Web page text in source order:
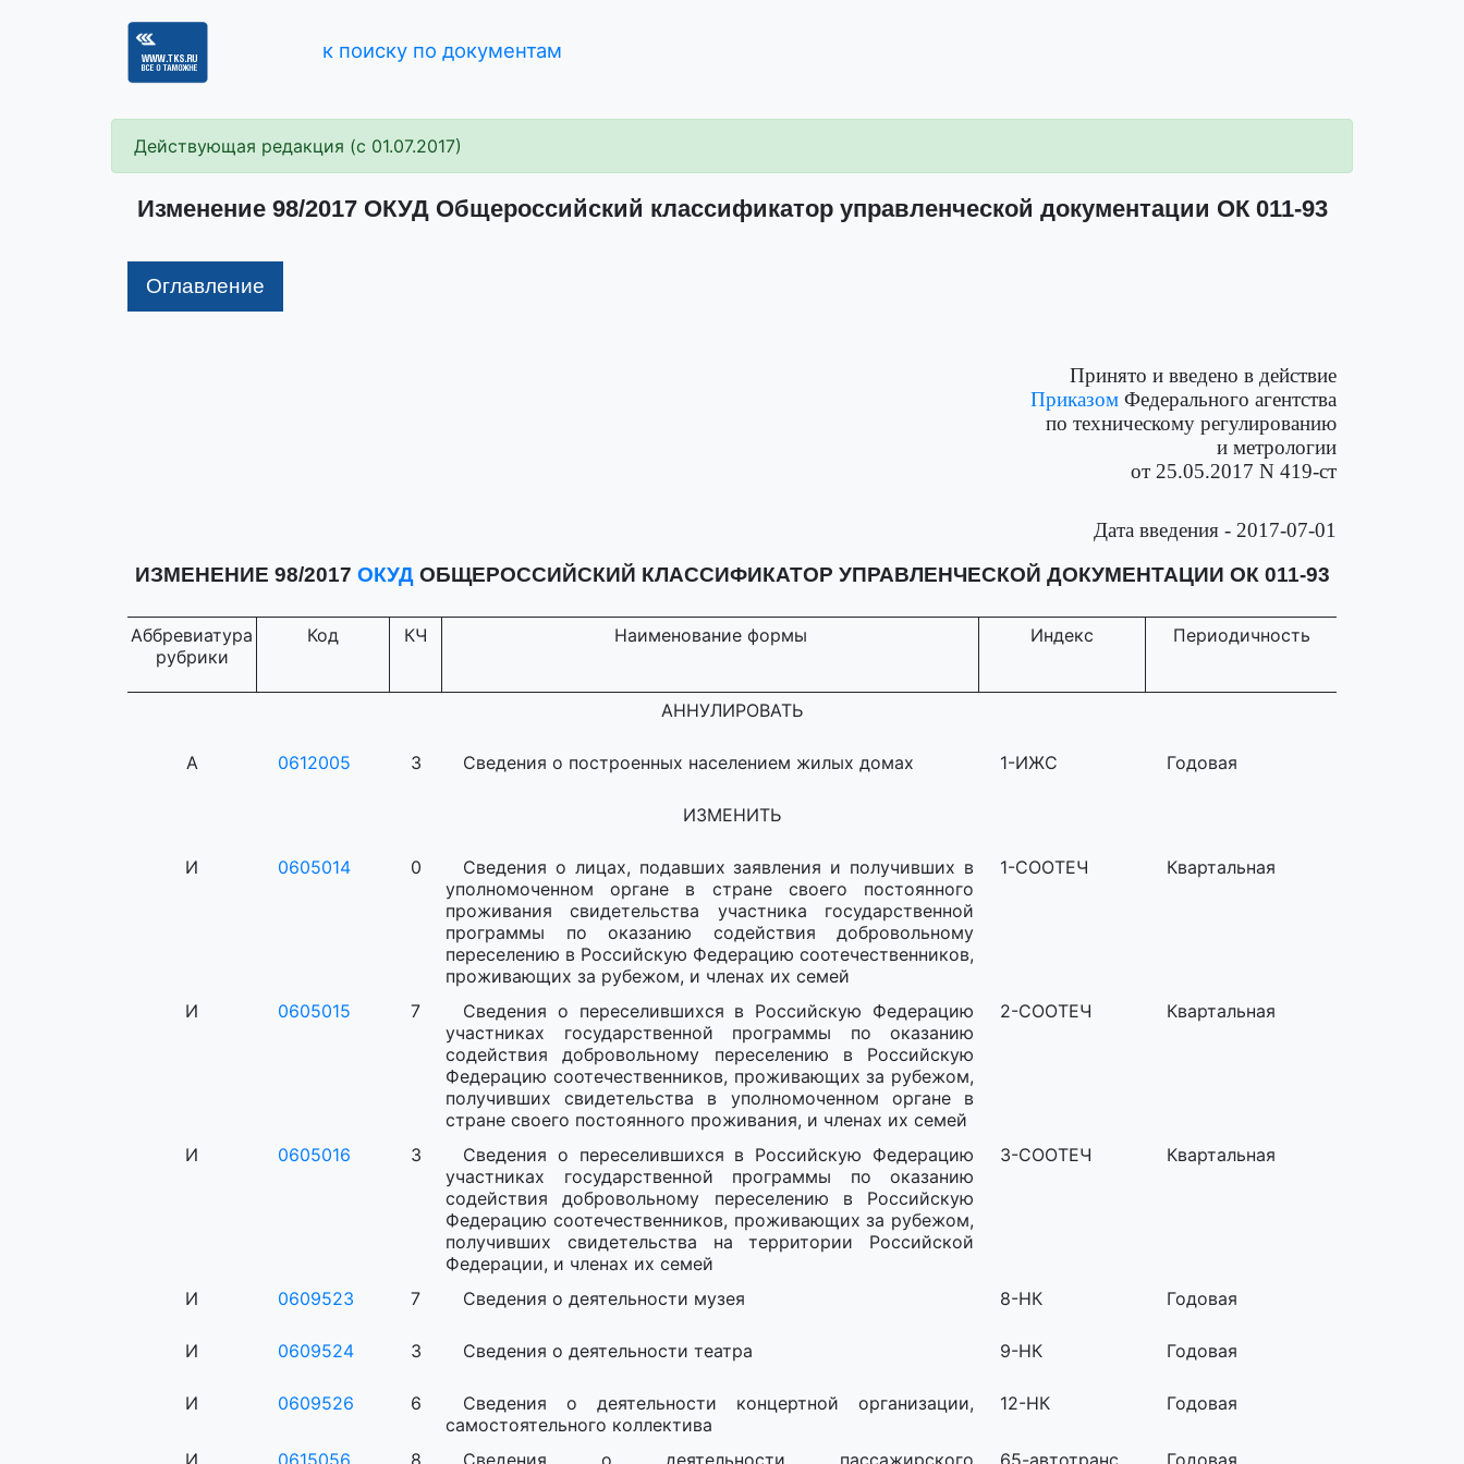
к поиску по документам
Действующая редакция (с 01.07.2017)
Изменение 98/2017 ОКУД Общероссийский классификатор управленческой документации ОК 011-93
Оглавление
Принято и введено в действие
Приказом Федерального агентства
по техническому регулированию
и метрологии
от 25.05.2017 N 419-ст
Дата введения - 2017-07-01
ИЗМЕНЕНИЕ 98/2017 ОКУДОБЩЕРОССИЙСКИЙ КЛАССИФИКАТОР УПРАВЛЕНЧЕСКОЙ ДОКУМЕНТАЦИИ ОК 011-93
Аббревиатура
рубрики
Код КЧ Наименование формы Индекс Периодичность
АННУЛИРОВАТЬ
А 0612005 3 Сведения о построенных населением жилых домах 1-ИЖС Годовая
ИЗМЕНИТЬ
И 0605014 0
Сведения о лицах, подавших заявления и получивших в
уполномоченном органе в стране своего постоянного
проживания свидетельства участника государственной
программы по оказанию содействия добровольному
переселению в Российскую Федерацию соотечественников,
проживающих за рубежом, и членах их семей
1-СООТЕЧ Квартальная
И 0605015 7
Сведения о переселившихся в Российскую Федерацию
участниках государственной программы по оказанию
содействия добровольному переселению в Российскую
Федерацию соотечественников, проживающих за рубежом,
получивших свидетельства в уполномоченном органе в
стране своего постоянного проживания, и членах их семей
2-СООТЕЧ Квартальная
И 0605016 3
Сведения о переселившихся в Российскую Федерацию
участниках государственной программы по оказанию
содействия добровольному переселению в Российскую
Федерацию соотечественников, проживающих за рубежом,
получивших свидетельства на территории Российской
Федерации, и членах их семей
3-СООТЕЧ Квартальная
И 0609523 7 Сведения о деятельности музея 8-НК Годовая
И 0609524 3 Сведения о деятельности театра 9-НК Годовая
И 0609526 6
Сведения о деятельности концертной организации,
самостоятельного коллектива
12-НК Годовая
И 0615056 8 Сведения о деятельности пассажирского 65-автотранс Годовая